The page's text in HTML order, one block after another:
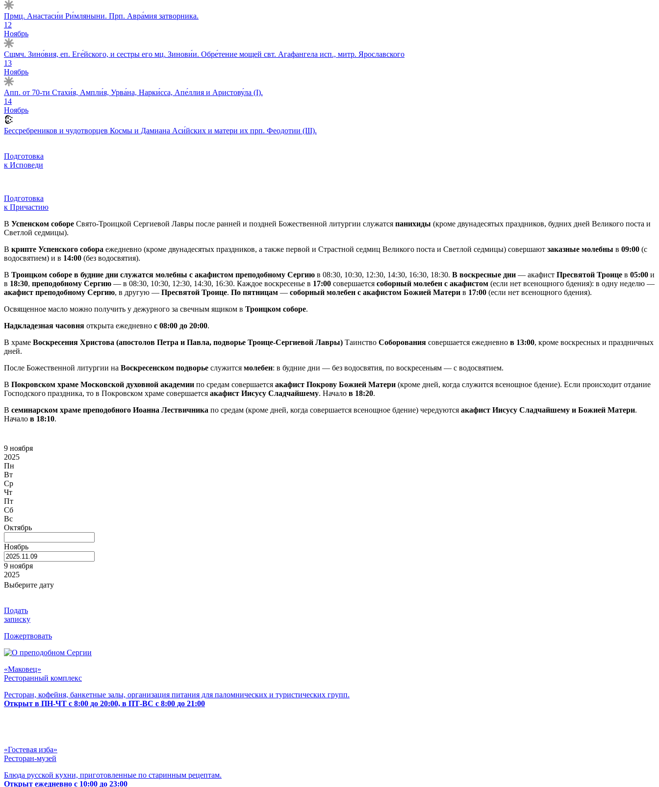
Прмц. Анастаси́и Ри́мляныни. Прп. Авра́мия затворника.
12
Ноябрь
Сщмч. Зино́вия, еп. Еге́йского, и сестры его мц. Зинови́и. Обре́тение мощей свт. Агафангела исп., митр. Ярославского
13
Ноябрь
Апп. от 70-ти Стахи́я, Ампли́я, Урва́на, Нарки́сса, Апе́ллия и Аристову́ла (I).
14
Ноябрь
Бессребреников и чудотворцев Космы и Дамиана Аси́йских и матери их прп. Феодотии (III).
Подготовка
к Исповеди
Подготовка
к Причастию
В Успенском соборе Свято-Троицкой Сергиевой Лавры после ранней и поздней Божественной литургии служатся панихиды (кроме двунадесятых праздников, будних дней Великого поста и
Светлой седмицы).
В крипте Успенского собора ежедневно (кроме двунадесятых праздников, а также первой и Страстной седмиц Великого поста и Светлой седмицы) совершают заказные молебны в 09:00 (с
водосвятием) и в 14:00 (без водосвятия).
В Троицком соборе в будние дни служатся молебны с акафистом преподобному Сергию в 08:30, 10:30, 12:30, 14:30, 16:30, 18:30. В воскресные дни — акафист Пресвятой Троице в 05:00 и
в 18:30, преподобному Сергию — в 08:30, 10:30, 12:30, 14:30, 16:30. Каждое воскресенье в 17:00 совершается соборный молебен с акафистом (если нет всенощного бдения): в одну неделю —
акафист преподобному Сергию, в другую — Пресвятой Троице. По пятницам — соборный молебен с акафистом Божией Матери в 17:00 (если нет всенощного бдения).
Освященное масло можно получить у дежурного за свечным ящиком в Троицком соборе.
Надкладезная часовня открыта ежедневно с 08:00 до 20:00.
В храме Воскресения Христова (апостолов Петра и Павла, подворье Троице-Сергиевой Лавры) Таинство Соборования совершается ежедневно в 13:00, кроме воскресных и праздничных
дней.
После Божественной литургии на Воскресенском подворье служится молебен: в будние дни — без водосвятия, по воскресеньям — с водосвятием.
В Покровском храме Московской духовной академии по средам совершается акафист Покрову Божией Матери (кроме дней, когда служится всенощное бдение). Если происходит отдание
Господского праздника, то в Покровском храме совершается акафист Иисусу Сладчайшему. Начало в 18:20.
В семинарском храме преподобного Иоанна Лествичника по средам (кроме дней, когда совершается всенощное бдение) чередуются акафист Иисусу Сладчайшему и Божией Матери.
Начало в 18:10.
9 ноября
2025
Пн
Вт
Ср
Чт
Пт
Сб
Вс
Октябрь
Ноябрь
9 ноября
2025
Выберите дату
Подать
записку
Пожертвовать
«Маковец»
Ресторанный комплекс
Ресторан, кофейня, банкетные залы, организация питания для паломнических и туристических групп.
Открыт в ПН-ЧТ с 8:00 до 20:00, в ПТ-ВС с 8:00 до 21:00
«Гостевая изба»
Ресторан-музей
Блюда русской кухни, приготовленные по старинным рецептам.
Открыт ежедневно с 10:00 до 23:00